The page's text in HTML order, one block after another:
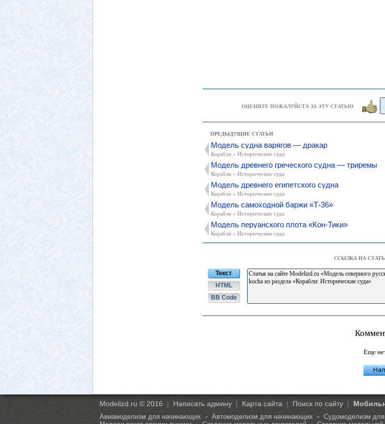
ОЦЕНИТЕ ПОЖАЛУЙСТА ЗА ЭТУ СТАТЬЮ
ПРЕДЫДУЩИЕ СТАТЬИ
Модель судна варягов — дракар
Корабли » Исторические суда
Модель древнего греческого судна — триремы
Корабли » Исторические суда
Модель древнего египетского судна
Корабли » Исторические суда
Модель самоходной баржи «Т-36»
Корабли » Исторические суда
Модель перуанского плота «Кон-Тики»
Корабли » Исторические суда
ССЫЛКА НА
Текст
HTML
BB Code
Еще
Modelizd.ru © 2016 | Написать админу | Карта сайта | Поиск по сайту |
Авиамоделизм для начинающих • Автомоделизм для начинающих • Судомоделизм